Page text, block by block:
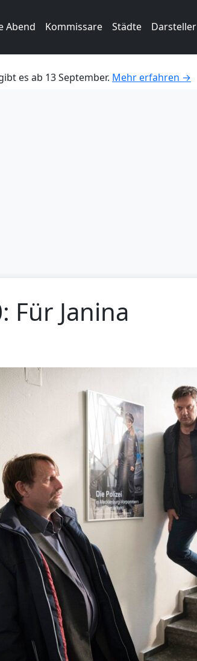
Abend Kommissare Städte Darsteller
es ab 13 September. Mehr erfahren →
Für Janina